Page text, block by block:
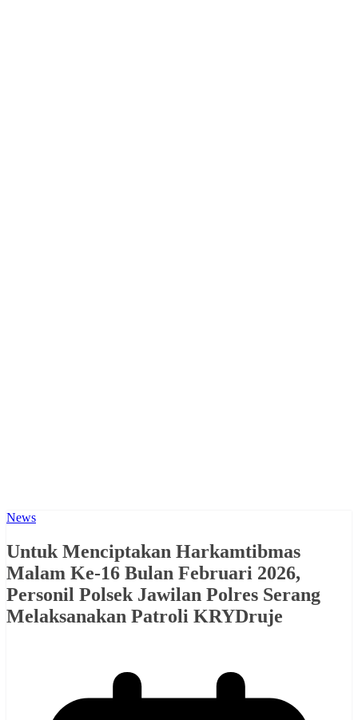
News
Untuk Menciptakan Harkamtibmas
Malam Ke-16 Bulan Februari 2026,
Personil Polsek Jawilan Polres Serang
Melaksanakan Patroli KRYDruje